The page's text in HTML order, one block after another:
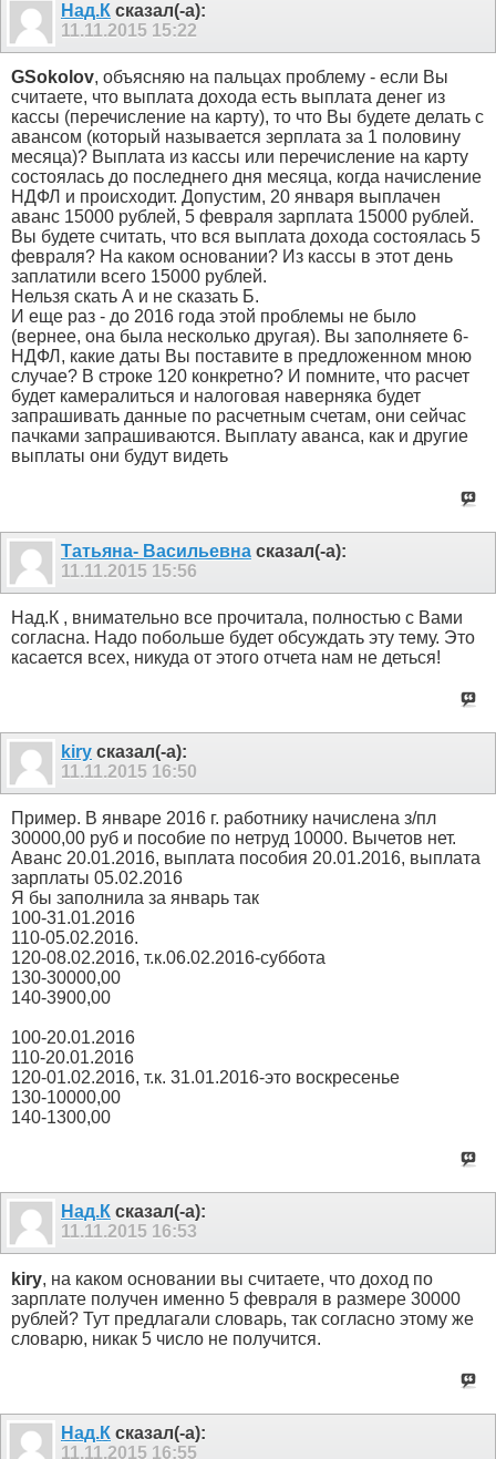
Над.К сказал(-а):
11.11.2015 15:22
GSokolov, объясняю на пальцах проблему - если Вы
считаете, что выплата дохода есть выплата денег из
кассы (перечисление на карту), то что Вы будете делать с
авансом (который называется зерплата за 1 половину
месяца)? Выплата из кассы или перечисление на карту
состоялась до последнего дня месяца, когда начисление
НДФЛ и происходит. Допустим, 20 января выплачен
аванс 15000 рублей, 5 февраля зарплата 15000 рублей.
Вы будете считать, что вся выплата дохода состоялась 5
февраля? На каком основании? Из кассы в этот день
заплатили всего 15000 рублей.
Нельзя скать А и не сказать Б.
И еще раз - до 2016 года этой проблемы не было
(вернее, она была несколько другая). Вы заполняете 6-
НДФЛ, какие даты Вы поставите в предложенном мною
случае? В строке 120 конкретно? И помните, что расчет
будет камералиться и налоговая наверняка будет
запрашивать данные по расчетным счетам, они сейчас
пачками запрашиваются. Выплату аванса, как и другие
выплаты они будут видеть
Татьяна- Васильевна сказал(-а):
11.11.2015 15:56
Над.К , внимательно все прочитала, полностью с Вами
согласна. Надо побольше будет обсуждать эту тему. Это
касается всех, никуда от этого отчета нам не деться!
kiry сказал(-а):
11.11.2015 16:50
Пример. В январе 2016 г. работнику начислена з/пл
30000,00 руб и пособие по нетруд 10000. Вычетов нет.
Аванс 20.01.2016, выплата пособия 20.01.2016, выплата
зарплаты 05.02.2016
Я бы заполнила за январь так
100-31.01.2016
110-05.02.2016.
120-08.02.2016, т.к.06.02.2016-суббота
130-30000,00
140-3900,00
100-20.01.2016
110-20.01.2016
120-01.02.2016, т.к. 31.01.2016-это воскресенье
130-10000,00
140-1300,00
Над.К сказал(-а):
11.11.2015 16:53
kiry, на каком основании вы считаете, что доход по
зарплате получен именно 5 февраля в размере 30000
рублей? Тут предлагали словарь, так согласно этому же
словарю, никак 5 число не получится.
Над.К сказал(-а):
11.11.2015 16:55